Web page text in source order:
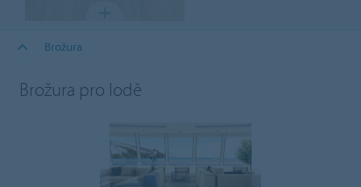
Brožura
Brožura pro lodě